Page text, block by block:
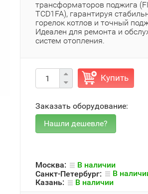
трансформаторов поджига
TCD1FA), гарантируя
горелок котлов и точный
Идеален для ремонта и
систем отопления.
Купить
Заказать оборудование:
Москва:
В наличии
Санкт-Петербург:
В
Казань:
В наличии